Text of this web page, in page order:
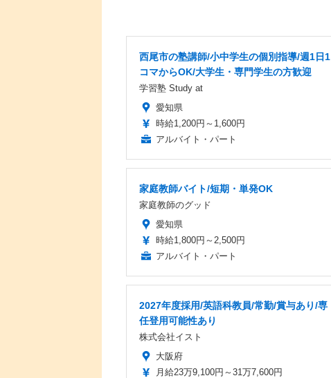
西尾市の塾講師/小中学生の個別指導/週1日1
コマからOK/大学生・専門学生の方歓迎
学習塾 Study at
愛知県
時給1,200円～1,600円
アルバイト・パート
家庭教師バイト/短期・単発OK
家庭教師のグッド
愛知県
時給1,800円～2,500円
アルバイト・パート
2027年度採用/英語科教員/常勤/賞与あり/専
任登用可能性あり
株式会社イスト
大阪府
月給23万9,100円～31万7,600円